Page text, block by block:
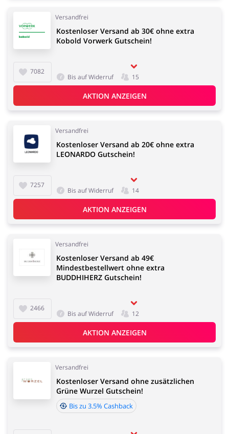
Versandfrei
7082
Kostenloser Versand ab 30€ ohne extra
Kobold Vorwerk Gutschein!
Bis auf Widerruf 15
AKTION ANZEIGEN
Versandfrei
7257
Kostenloser Versand ab 20€ ohne extra
LEONARDO Gutschein!
Bis auf Widerruf 14
AKTION ANZEIGEN
Versandfrei
2466
Kostenloser Versand ab 49€
Mindestbestellwert ohne extra
BUDDHIHERZ Gutschein!
Bis auf Widerruf 12
AKTION ANZEIGEN
Versandfrei
Kostenloser Versand ohne zusätzlichen
Grüne Wurzel Gutschein!
Bis zu 3.5% Cashback